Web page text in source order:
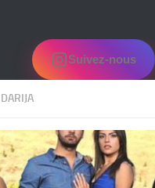
Suivez-nous
DARIJA